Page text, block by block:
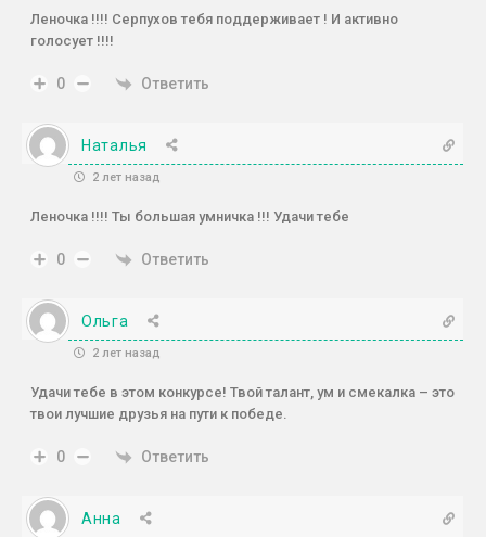
Леночка !!!! Серпухов тебя поддерживает ! И активно
голосует !!!!
0 Ответить
Наталья
2 лет назад
Леночка !!!! Ты большая умничка !!! Удачи тебе
0 Ответить
Ольга
2 лет назад
Удачи тебе в этом конкурсе! Твой талант, ум и смекалка – это
твои лучшие друзья на пути к победе.
0 Ответить
Анна